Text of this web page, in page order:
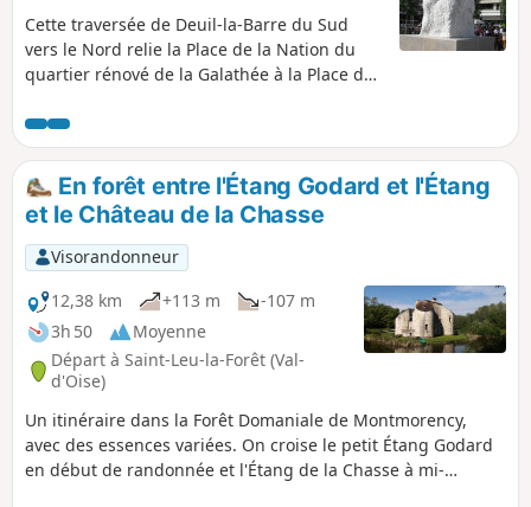
Cette traversée de Deuil-la-Barre du Sud
vers le Nord relie la Place de la Nation du
quartier rénové de la Galathée à la Place de
compter 40 min de marche tranquille.Ce
cheminement agréable au travers de
nombreux jardins publics permet d'atteindre
la Place de l’Église (ou Place de Victimes du
V2) qui est en outre le départ de plusieurs
randonnées sur les sentiers de la Côte de
Deuil.Ce parcours est proposé par
l'association Les Sentiers de la Côte de Deuil
En forêt entre l'Étang Godard et l'Étang
et le Château de la Chasse
Visorandonneur
12,38 km
+113 m
-107 m
3h 50
Moyenne
Départ à Saint-Leu-la-Forêt (Val-
d'Oise)
Un itinéraire dans la Forêt Domaniale de Montmorency,
avec des essences variées. On croise le petit Étang Godard
en début de randonnée et l'Étang de la Chasse à mi-